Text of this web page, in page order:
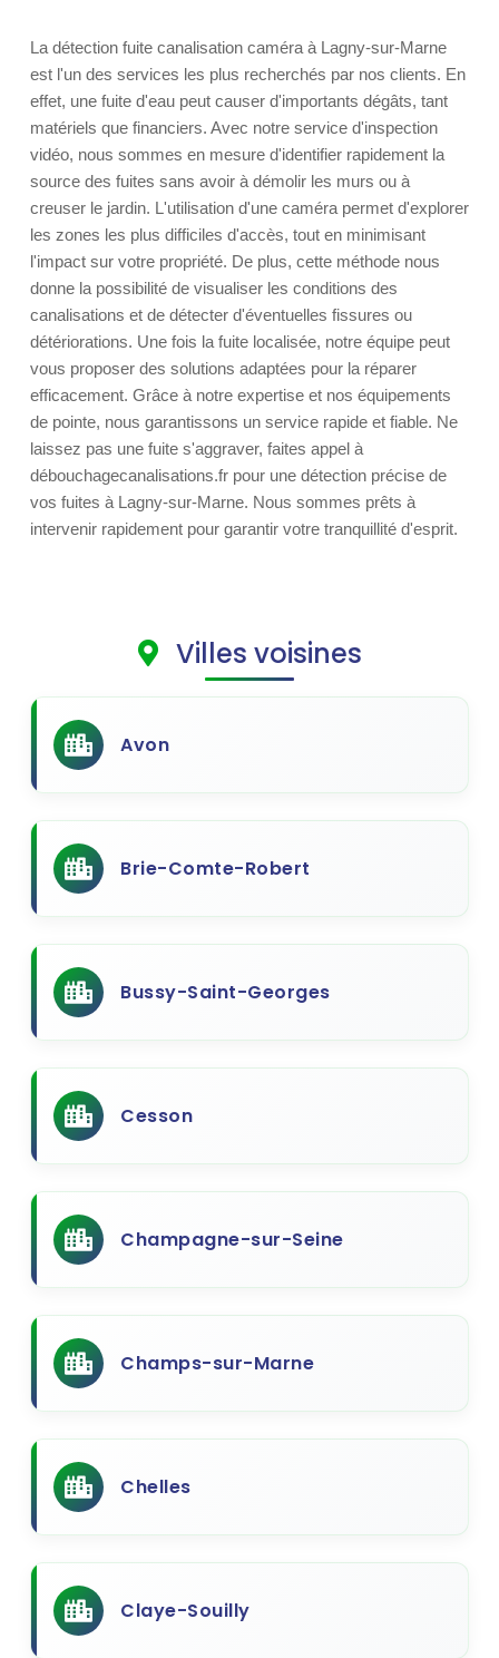
La détection fuite canalisation caméra à Lagny-sur-Marne
est l'un des services les plus recherchés par nos clients. En
effet, une fuite d'eau peut causer d'importants dégâts, tant
matériels que financiers. Avec notre service d'inspection
vidéo, nous sommes en mesure d'identifier rapidement la
source des fuites sans avoir à démolir les murs ou à
creuser le jardin. L'utilisation d'une caméra permet d'explorer
les zones les plus difficiles d'accès, tout en minimisant
l'impact sur votre propriété. De plus, cette méthode nous
donne la possibilité de visualiser les conditions des
canalisations et de détecter d'éventuelles fissures ou
détériorations. Une fois la fuite localisée, notre équipe peut
vous proposer des solutions adaptées pour la réparer
efficacement. Grâce à notre expertise et nos équipements
de pointe, nous garantissons un service rapide et fiable. Ne
laissez pas une fuite s'aggraver, faites appel à
débouchagecanalisations.fr pour une détection précise de
vos fuites à Lagny-sur-Marne. Nous sommes prêts à
intervenir rapidement pour garantir votre tranquillité d'esprit.
Villes voisines
Avon
Brie-Comte-Robert
Bussy-Saint-Georges
Cesson
Champagne-sur-Seine
Champs-sur-Marne
Chelles
Claye-Souilly